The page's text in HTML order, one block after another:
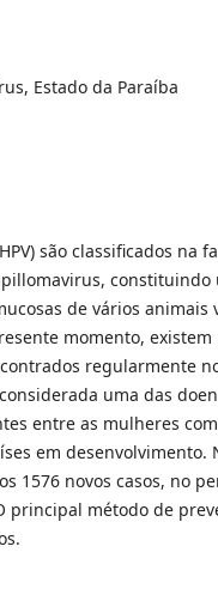
Estado da Paraíba
são classificados na
de vários animais
momento,
regularmente
uma das
entre as mulheres
em desenvolvimento.
1576 novos casos, no
principal método de